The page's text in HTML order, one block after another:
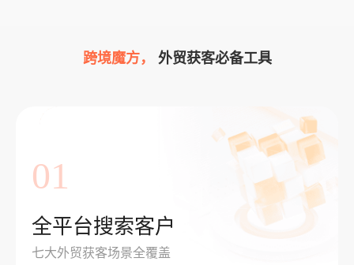
跨境魔方， 外贸获客必备工具
01
全平台搜索客户
七大外贸获客场景全覆盖